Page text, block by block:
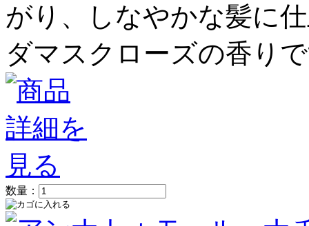
がり、しなやかな髪に
ダマスクローズの香り
数量：